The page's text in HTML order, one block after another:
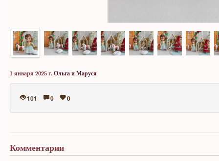
1 января 2025 г. Ольга и Маруся
101 0 0
Комментарии